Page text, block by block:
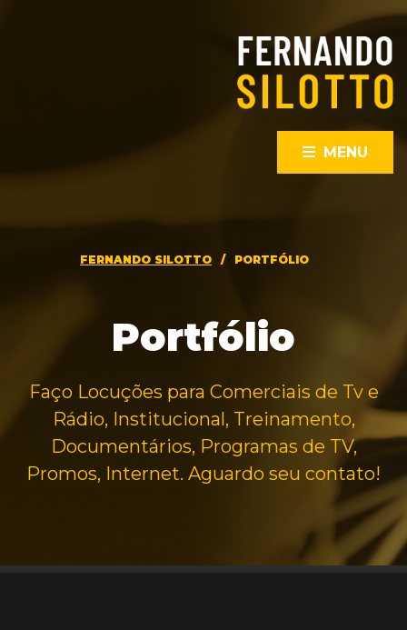
MENU
FERNANDO SILOTTO / PORTFÓLIO
Portfólio
Faço Locuções para Comerciais de Tv e
Rádio, Institucional, Treinamento,
Documentários, Programas de TV,
Promos, Internet. Aguardo seu contato!